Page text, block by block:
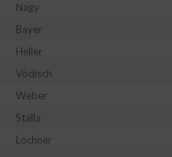
Nagy
Bayer
Heller
Vödisch
Weber
Stalla
Lochner